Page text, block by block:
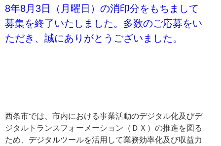
8年8月3日（月曜日）の消印分をもちまして
募集を終了いたしました。多数のご応募をい
ただき、誠にありがとうございました。
西条市では、市内における事業活動のデジタル化及びデ
ジタルトランスフォーメーション（ＤＸ）の推進を図る
ため、デジタルツールを活用して業務効率化及び収益力